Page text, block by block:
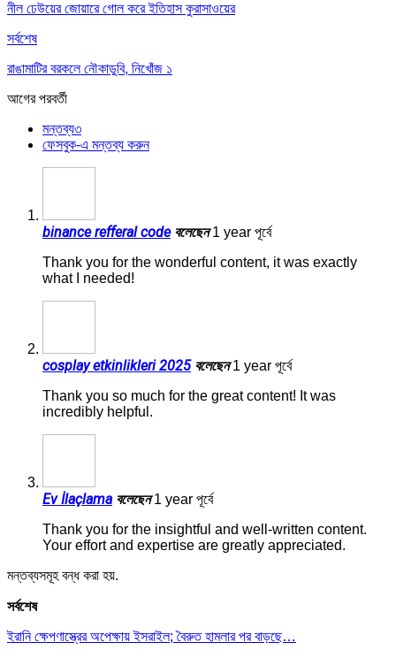
নীল ঢেউয়ের জোয়ারে গোল করে ইতিহাস কুরাসাওয়ের
সর্বশেষ
রাঙামাটির বরকলে নৌকাডুবি, নিখোঁজ ১
আগেরপরবর্তী
মন্তব্য৩
ফেসবুক-এ মন্তব্য করুন
binance refferal code বলেছেন 1 year পূর্বে
Thank you for the wonderful content, it was exactly
what I needed!
cosplay etkinlikleri 2025 বলেছেন 1 year পূর্বে
Thank you so much for the great content! It was
incredibly helpful.
Ev İlaçlama বলেছেন 1 year পূর্বে
Thank you for the insightful and well-written content.
Your effort and expertise are greatly appreciated.
মন্তব্যসমূহ বন্ধ করা হয়.
সর্বশেষ
ইরানি ক্ষেপণাস্ত্রের অপেক্ষায় ইসরাইল; বৈরুত হামলার পর বাড়ছে…